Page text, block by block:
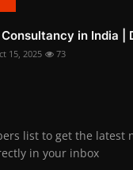
in India |
15, 2025 73
list to get the latest
in your inbox